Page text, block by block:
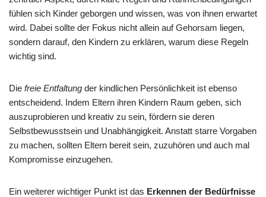
fühlen sich Kinder geborgen und wissen, was von ihnen erwartet
wird. Dabei sollte der Fokus nicht allein auf Gehorsam liegen,
sondern darauf, den Kindern zu erklären, warum diese Regeln
wichtig sind.
Die freie Entfaltung der kindlichen Persönlichkeit ist ebenso
entscheidend. Indem Eltern ihren Kindern Raum geben, sich
auszuprobieren und kreativ zu sein, fördern sie deren
Selbstbewusstsein und Unabhängigkeit. Anstatt starre Vorgaben
zu machen, sollten Eltern bereit sein, zuzuhören und auch mal
Kompromisse einzugehen.
Ein weiterer wichtiger Punkt ist das Erkennen der Bedürfnisse